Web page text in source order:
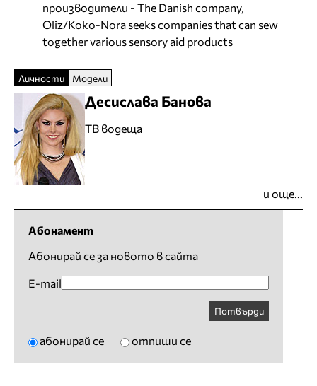
производители - The Danish company,
Oliz/Koko-Nora seeks companies that can sew
together various sensory aid products
Личности Модели
Десислава Банова
ТВ водеща
и още...
Абонамент
Абонирай се за новото в сайта
E-mail
Потвърди
абонирай се отпиши се